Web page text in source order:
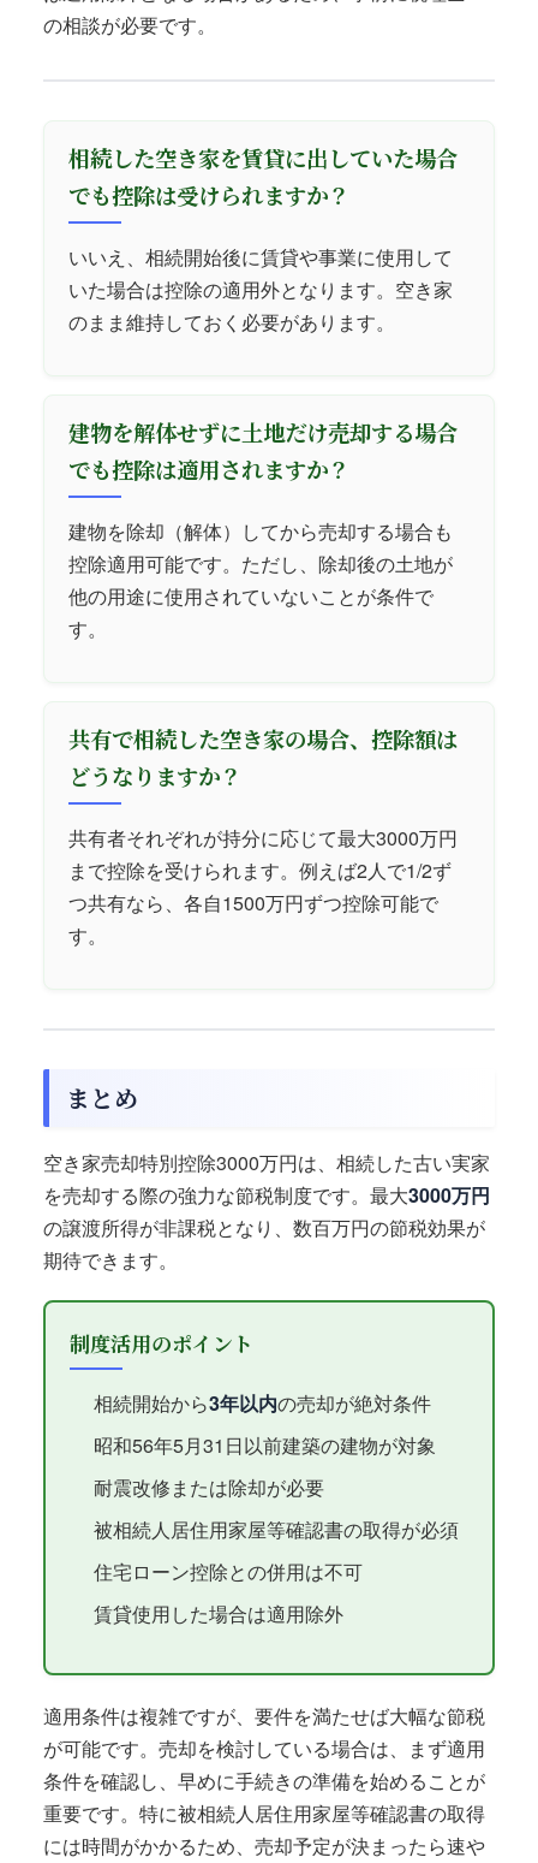
の相談が必要です。
相続した空き家を賃貸に出していた場合
でも控除は受けられますか？
いいえ、相続開始後に賃貸や事業に使用して
いた場合は控除の適用外となります。空き家
のまま維持しておく必要があります。
建物を解体せずに土地だけ売却する場合
でも控除は適用されますか？
建物を除却（解体）してから売却する場合も
控除適用可能です。ただし、除却後の土地が
他の用途に使用されていないことが条件で
す。
共有で相続した空き家の場合、控除額は
どうなりますか？
共有者それぞれが持分に応じて最大3000万円
まで控除を受けられます。例えば2人で1/2ず
つ共有なら、各自1500万円ずつ控除可能で
す。
まとめ
空き家売却特別控除3000万円は、相続した古い実家
を売却する際の強力な節税制度です。最大3000万円
の譲渡所得が非課税となり、数百万円の節税効果が
期待できます。
制度活用のポイント
相続開始から3年以内の売却が絶対条件
昭和56年5月31日以前建築の建物が対象
耐震改修または除却が必要
被相続人居住用家屋等確認書の取得が必須
住宅ローン控除との併用は不可
賃貸使用した場合は適用除外
適用条件は複雑ですが、要件を満たせば大幅な節税
が可能です。売却を検討している場合は、まず適用
条件を確認し、早めに手続きの準備を始めることが
重要です。特に被相続人居住用家屋等確認書の取得
には時間がかかるため、売却予定が決まったら速や